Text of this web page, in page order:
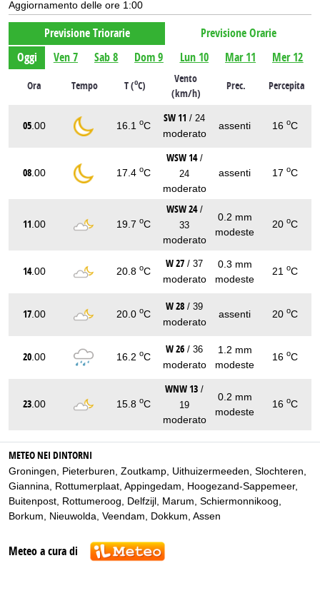
Aggiornamento delle ore 1:00
Previsione Triorarie
Previsione Orarie
Oggi
Ven 7 Sab 8 Dom 9 Lun 10 Mar 11 Mer 12
Ora Tempo T (oC)
Vento
(km/h)
Prec. Percepita
05 .00 16.1 oC
SW 11 / 24
moderato
assenti 16 oC
08 .00 17.4 oC
WSW 14 /
24
moderato
assenti 17 oC
11 .00 19.7 oC
WSW 24 /
33
moderato
0.2 mm
modeste
20 oC
14.00 20.8 oC
W 27 / 37
moderato
0.3 mm
modeste
21 oC
17 .00 20.0 oC
W 28 / 39
moderato
assenti 20 oC
20 .00 16.2 oC
W 26 / 36
moderato
1.2 mm
modeste
16 oC
23 .00 15.8 oC
WNW 13 /
19
moderato
0.2 mm
modeste
16 oC
METEO NEI DINTORNI
Groningen Pieterburen Zoutkamp Uithuizermeeden Slochteren
Giannina
Rottumerplaat Appingedam Hoogezand-Sappemeer,
Buitenpost Rottumeroog Delfzijl Marum Schiermonnikoog
Borkum
Nieuwolda Veendam Dokkum Assen
Meteo a cura di